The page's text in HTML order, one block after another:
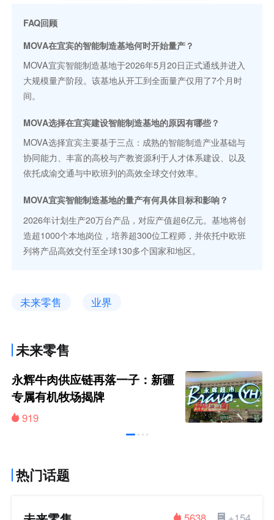
FAQ回顾
MOVA在宜宾的智能制造基地何时开始量产？
MOVA宜宾智能制造基地于2026年5月20日正式通线并进入
大规模量产阶段。该基地从开工到全面量产仅用了7个月时
间。
MOVA选择在宜宾建设智能制造基地的原因有哪些？
MOVA选择宜宾主要基于三点：成熟的智能制造产业基础与
协同能力、丰富的高校与产教资源利于人才体系建设、以及
依托成渝交通与中欧班列的高效全球交付效率。
MOVA宜宾智能制造基地的量产有何具体目标和影响？
2026年计划生产20万台产品，对应产值超6亿元。基地将创
造超1000个本地岗位，培养超300位工程师，并依托中欧班
列将产品高效交付至全球130多个国家和地区。
未来零售 业界
未来零售
永辉牛肉供应链再落一子：新疆
专属有机牧场揭牌
919
热门话题